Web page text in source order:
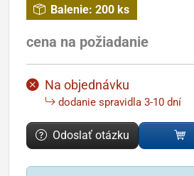
Balenie: 200 ks
cena na požiadanie
Na objednávku
dodanie spravidla 3-10 dní
Odoslať otázku